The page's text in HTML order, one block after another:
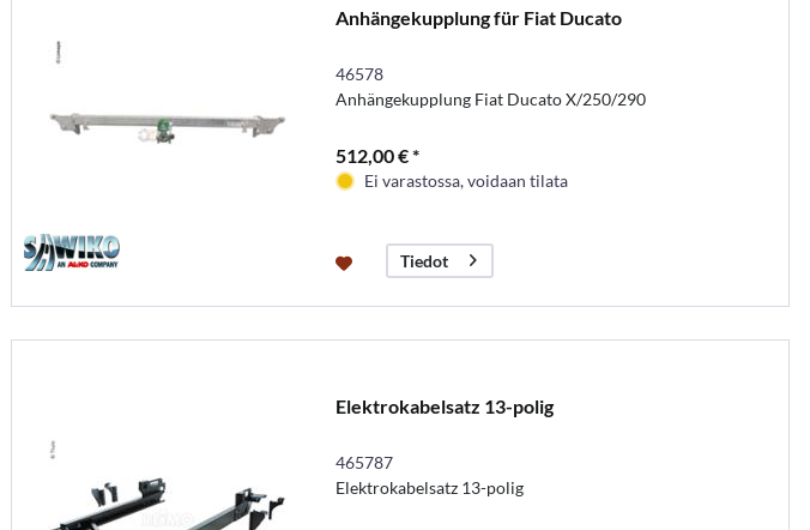
Anhängekupplung für Fiat Ducato
46578
Anhängekupplung Fiat Ducato X/250/290
512,00 € *
Ei varastossa, voidaan tilata
Tiedot
Elektrokabelsatz 13-polig
465787
Elektrokabelsatz 13-polig